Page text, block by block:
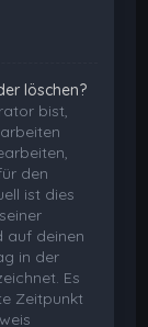
löschen?
bist,
den
ist dies
auf deinen
in der
Es
Zeitpunkt